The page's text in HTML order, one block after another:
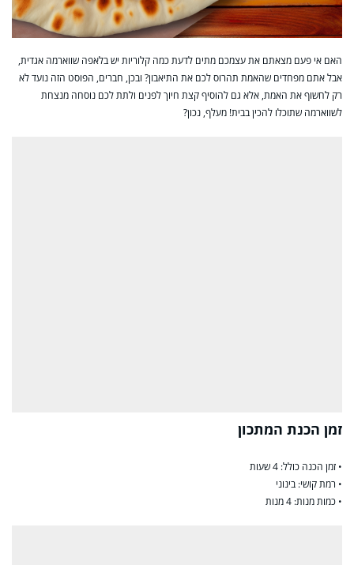
האם אי פעם מצאתם את עצמכם מתים לדעת כמה קלוריות יש בלאפה שווארמה אגדית,
אבל אתם מפחדים שהאמת תהרוס לכם את התיאבון? ובכן, חברים, הפוסט הזה נועד לא
רק לחשוף את האמת, אלא גם להוסיף קצת חיוך לפנים ולתת לכם נוסחה מנצחת
לשווארמה שתוכלו להכין בבית! מעלף, נכון?
זמן הכנת המתכון
• זמן הכנה כולל: 4 שעות
• רמת קושי: בינוני
• כמות מנות: 4 מנות